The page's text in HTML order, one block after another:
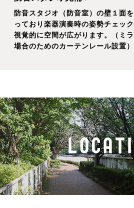
防音スタジオ（防音室）の壁１面
っており楽器演奏時の姿勢チェック
視覚的に空間が広がります。（ミ
場合のためのカーテンレール設置）